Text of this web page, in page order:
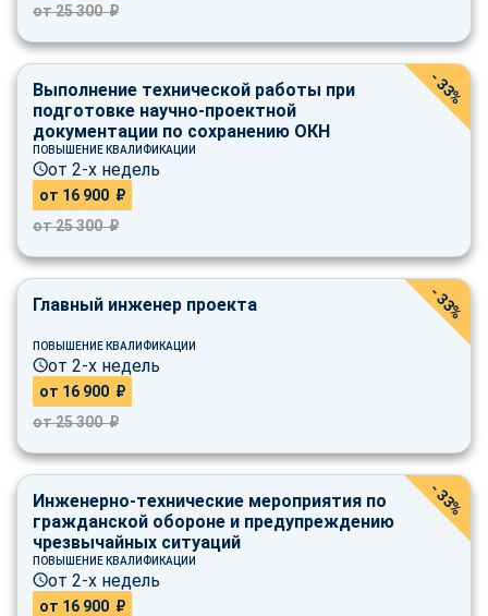
от 25 300 ₽
Выполнение технической работы при
подготовке научно-проектной
документации по сохранению ОКН
ПОВЫШЕНИЕ КВАЛИФИКАЦИИ
от 2-х недель
от 16 900 ₽
от 25 300 ₽
- 33%
Главный инженер проекта
ПОВЫШЕНИЕ КВАЛИФИКАЦИИ
от 2-х недель
от 16 900 ₽
от 25 300 ₽
- 33%
Инженерно-технические мероприятия по
гражданской обороне и предупреждению
чрезвычайных ситуаций
ПОВЫШЕНИЕ КВАЛИФИКАЦИИ
от 2-х недель
от 16 900 ₽
- 33%